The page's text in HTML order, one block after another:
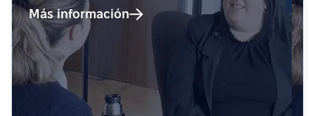
Más información